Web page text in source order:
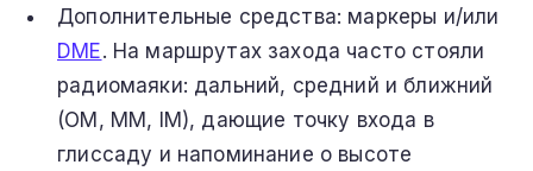
Дополнительные средства: маркеры и/или
DME. На маршрутах захода часто стояли
радиомаяки: дальний, средний и ближний
(OM, MM, IM), дающие точку входа в
глиссаду и напоминание о высоте